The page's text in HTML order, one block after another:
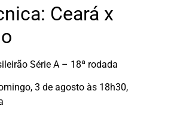
Ceará x
Série A – 18ª rodada
3 de agosto às 18h30,